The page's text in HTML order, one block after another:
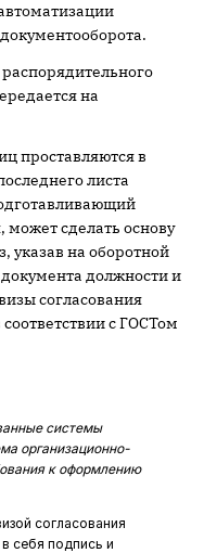
на
проставляются в
листа
сделать основу
указав на оборотной
должности и
согласования
с ГОСТом
системы
организационно-
к оформлению
согласования
себя подпись и